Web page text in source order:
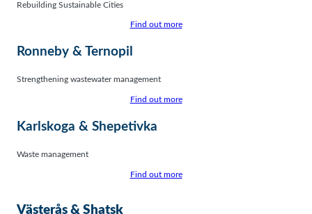
Rebuilding Sustainable Cities
Find out more
Ronneby & Ternopil
Strengthening wastewater management
Find out more
Karlskoga & Shepetivka
Waste management
Find out more
Västerås & Shatsk